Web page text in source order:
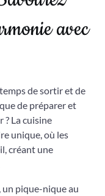
avec
de sortir et de
de préparer et
? La cuisine
unique, où les
créant une
un pique-nique au